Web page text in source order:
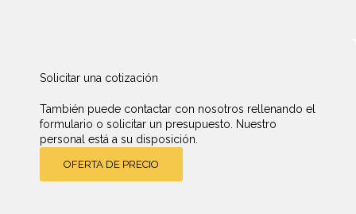
Solicitar una cotización
También puede contactar con nosotros rellenando el
formulario o solicitar un presupuesto. Nuestro
personal está a su disposición.
OFERTA DE PRECIO